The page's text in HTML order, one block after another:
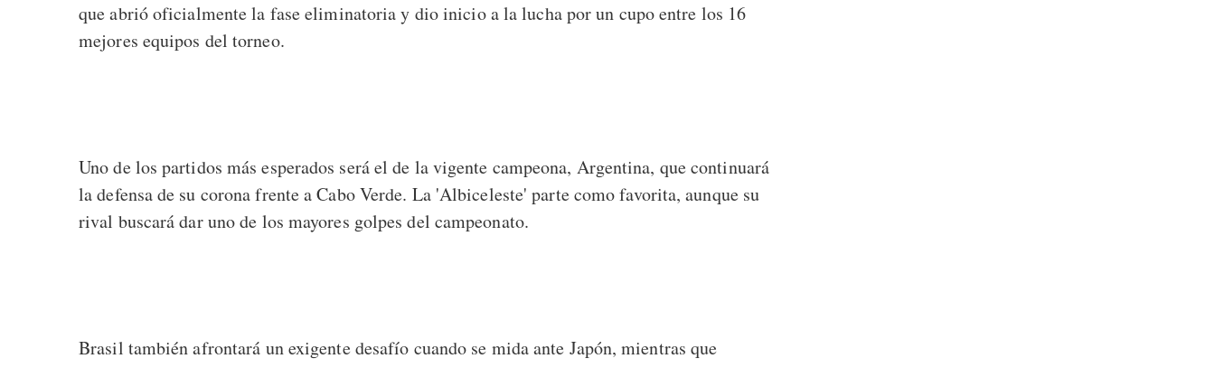
que abrió oficialmente la fase eliminatoria y dio inicio a la lucha por un cupo entre los 16
mejores equipos del torneo.
Uno de los partidos más esperados será el de la vigente campeona, Argentina, que continuará
la defensa de su corona frente a Cabo Verde. La 'Albiceleste' parte como favorita, aunque su
rival buscará dar uno de los mayores golpes del campeonato.
Brasil también afrontará un exigente desafío cuando se mida ante Japón, mientras que